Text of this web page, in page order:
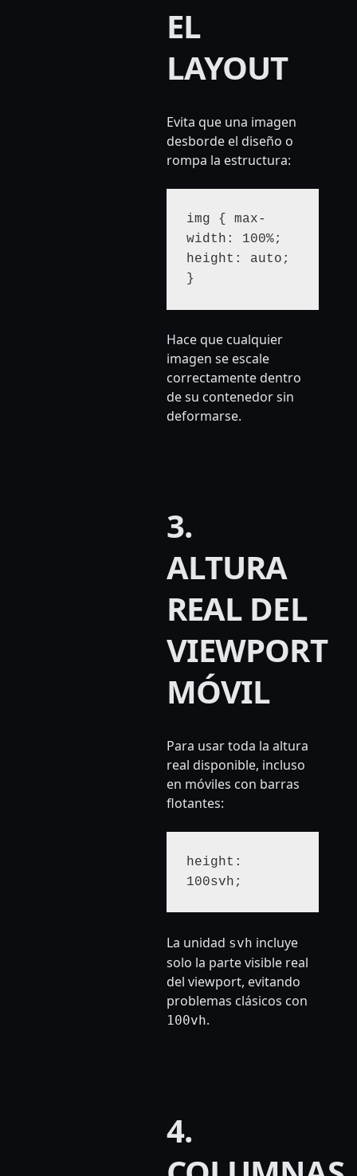
EL
LAYOUT
Evita que una imagen
desborde el diseño o
rompa la estructura:
img { max-
width: 100%;
height: auto;
}
Hace que cualquier
imagen se escale
correctamente dentro
de su contenedor sin
deformarse.
3.
ALTURA
REAL DEL
VIEWPORT
MÓVIL
Para usar toda la altura
real disponible, incluso
en móviles con barras
flotantes:
height:
100svh;
La unidad svh incluye
solo la parte visible real
del viewport, evitando
problemas clásicos con
100vh.
4.